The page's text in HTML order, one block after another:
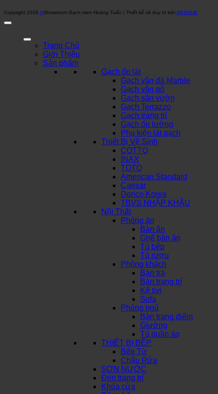
Copyright 2026 ©Showroom Gạch men Hoàng Tuấn | Thiết kế và duy trì bởi MARHUB
Trang Chủ
Giới Thiệu
Sản phẩm
Gạch ốp lát
Gạch vân đá Marble
Gạch vân gỗ
Gạch sân vườn
Gạch Terrazzo
Gạch trang trí
Gạch ốp tường
Phụ kiện lát gạch
Thiết Bị Vệ Sinh
COTTO
INAX
TOTO
American Standard
Caesar
Dorico Korea
TBVS NHẬP KHẨU
Nội Thất
Phòng ăn
Bàn ăn
Ghế bàn ăn
Tủ bếp
Tủ rượu
Phòng khách
Bàn trà
Bàn trang trí
Kệ tivi
Sofa
Phòng ngủ
Bàn trang điểm
Giường
Tủ quần áo
THIẾT BỊ BẾP
Bếp Từ
Chậu Rửa
SƠN NƯỚC
Đèn trang trí
Khóa cửa